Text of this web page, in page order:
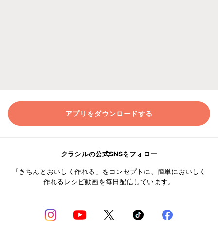
アプリをダウンロードする
クラシルの公式SNSをフォロー
「きちんとおいしく作れる」をコンセプトに、簡単においしく
作れるレシピ動画を毎日配信しています。